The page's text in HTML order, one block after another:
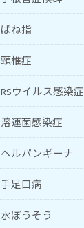
ばね指
頸椎症
RSウイルス感染症
溶連菌感染症
ヘルパンギーナ
手足口病
水ぼうそう